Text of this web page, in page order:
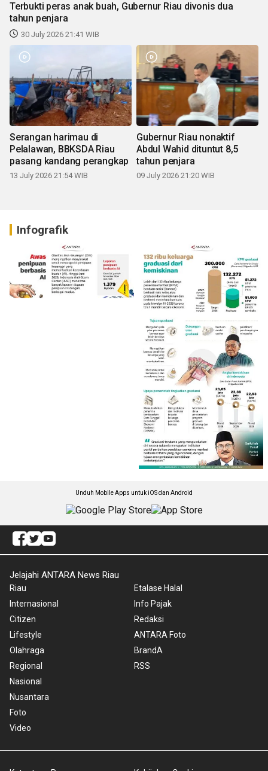
Terbukti peras anak buah, Gubernur Riau divonis dua
tahun penjara
30 July 2026 21:41 WIB
Serangan harimau di
Pelalawan, BBKSDA Riau
pasang kandang perangkap
13 July 2026 21:54 WIB
Gubernur Riau nonaktif
Abdul Wahid dituntut 8,5
tahun penjara
09 July 2026 21:20 WIB
Infografik
Unduh Mobile Apps untuk iOS dan Android
Jelajahi ANTARA News Riau
Riau
Internasional
Citizen
Lifestyle
Olahraga
Regional
Nasional
Nusantara
Foto
Video
Etalase Halal
Info Pajak
Redaksi
ANTARA Foto
BrandA
RSS